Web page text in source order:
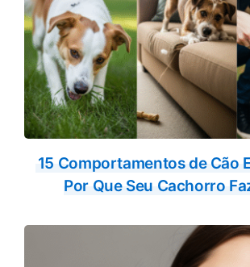
15 Comportamentos de Cão
Por Que Seu Cachorro